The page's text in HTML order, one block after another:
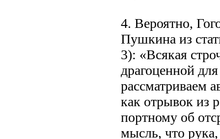
4. Вероятно,
Пушкина из
3): «Всякая
драгоценной
рассматриваем
как отрывок из
портному об
мысль, что